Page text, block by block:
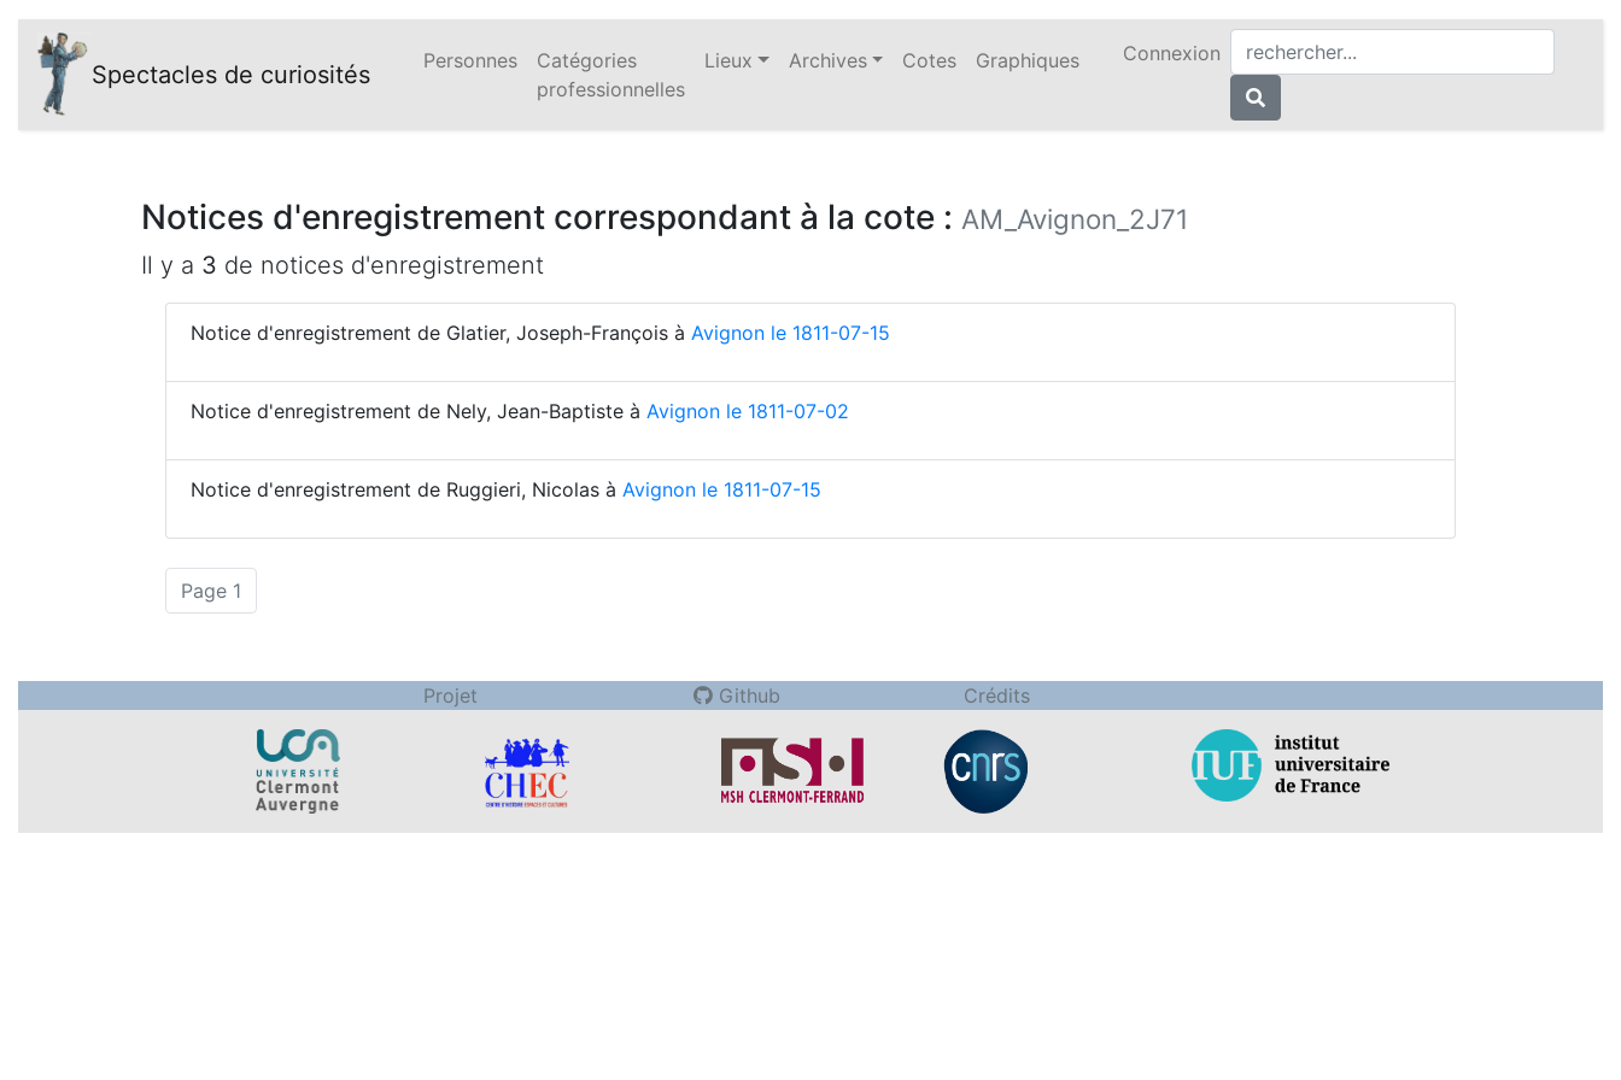
Spectacles de curiosités Personnes
Catégories
professionnelles
Lieux Archives Cotes Graphiques Connexion
Notices d'enregistrement correspondant à la cote : AM_Avignon_2J71
Il y a 3 de notices d'enregistrement
Notice d'enregistrement de Glatier, Joseph-François à Avignon le 1811-07-15
Notice d'enregistrement de Nely, Jean-Baptiste à Avignon le 1811-07-02
Notice d'enregistrement de Ruggieri, Nicolas à Avignon le 1811-07-15
Page 1
Projet Github Crédits